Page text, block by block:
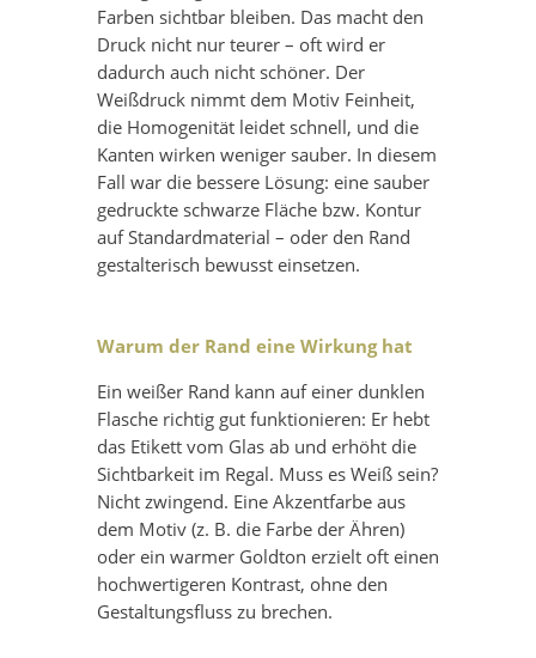
Farben sichtbar bleiben. Das macht den
Druck nicht nur teurer – oft wird er
dadurch auch nicht schöner. Der
Weißdruck nimmt dem Motiv Feinheit,
die Homogenität leidet schnell, und die
Kanten wirken weniger sauber. In diesem
Fall war die bessere Lösung: eine sauber
gedruckte schwarze Fläche bzw. Kontur
auf Standardmaterial – oder den Rand
gestalterisch bewusst einsetzen.
Warum der Rand eine Wirkung hat
Ein weißer Rand kann auf einer dunklen
Flasche richtig gut funktionieren: Er hebt
das Etikett vom Glas ab und erhöht die
Sichtbarkeit im Regal. Muss es Weiß sein?
Nicht zwingend. Eine Akzentfarbe aus
dem Motiv (z. B. die Farbe der Ähren)
oder ein warmer Goldton erzielt oft einen
hochwertigeren Kontrast, ohne den
Gestaltungsfluss zu brechen.